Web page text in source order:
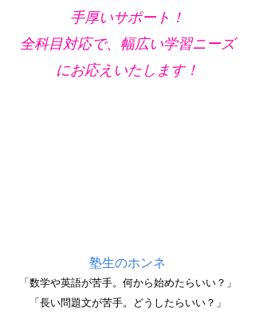
手厚いサポート！
全科目対応で、幅広い学習ニーズ
にお応えいたします！
塾生のホンネ
「数学や英語が苦手。何から始めたらいい？」
「長い問題文が苦手。どうしたらいい？」